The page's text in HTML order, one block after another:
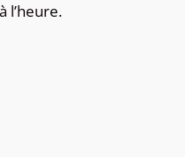
l’heure.